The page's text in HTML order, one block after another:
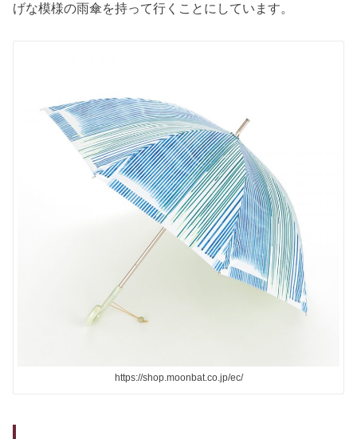
げな模様の雨傘を持って行くことにしています。
https://shop.moonbat.co.jp/ec/